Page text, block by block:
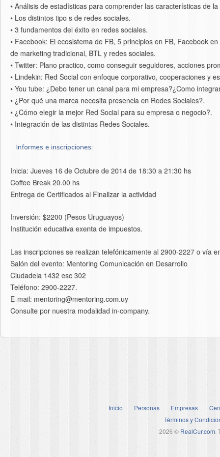
• Análisis de estadísticas para comprender las características de
• Los distintos tipo s de redes sociales.
• 3 fundamentos del éxito en redes sociales.
• Facebook: El ecosistema de FB, 5 principios en FB, Facebook
de marketing tradicional, BTL y redes sociales.
• Twitter: Plano practico, como conseguir seguidores, acciones
• Lindekin: Red Social con enfoque corporativo, cooperaciones y
• You tube: ¿Debo tener un canal para mi empresa?¿Como
• ¿Por qué una marca necesita presencia en Redes Sociales?.
• ¿Cómo elegir la mejor Red Social para su empresa o negocio?.
• Integración de las distintas Redes Sociales.
Informes e inscripciones:
Inicia: Jueves 16 de Octubre de 2014 de 18:30 a 21:30 hs
Coffee Break 20.00 hs
Entrega de Certificados al Finalizar la actividad
Inversión: $2200 (Pesos Uruguayos)
Institución educativa exenta de impuestos.
Las inscripciones se realizan telefónicamente al 2900-2227 o vía
Salón del evento: Mentoring Comunicación en Desarrollo
Ciudadela 1432 esc 302
Teléfono: 2900-2227.
E-mail: mentoring@mentoring.com.uy
Consulte por nuestra modalidad in-company.
Inicio Personas Empresas
Términos y
2026 © RealCur.com.